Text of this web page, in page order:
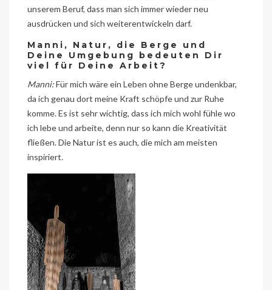
unserem Beruf, dass man sich immer wieder neu
ausdrücken und sich weiterentwickeln darf.
Manni, Natur, die Berge und
Deine Umgebung bedeuten Dir
viel für Deine Arbeit?
Manni:Für mich wäre ein Leben ohne Berge undenkbar,
da ich genau dort meine Kraft schöpfe und zur Ruhe
komme. Es ist sehr wichtig, dass ich mich wohl fühle wo
ich lebe und arbeite, denn nur so kann die Kreativität
fließen. Die Natur ist es auch, die mich am meisten
inspiriert.